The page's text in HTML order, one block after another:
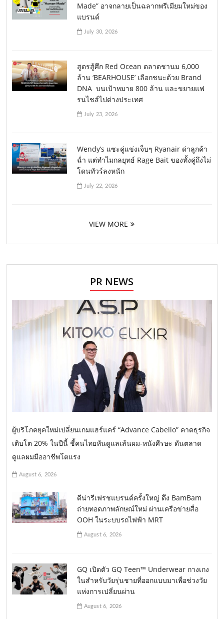
Made” อาจกลายเป็นฉลากพรีเมียมใหม่ของ
แบรนด์
July 30, 2026
สูตรสู้ศึก Red Ocean ตลาดชานม 6,000
ล้าน ‘BEARHOUSE’ เลือกชนะด้วย Brand
DNA บนเป้าหมาย 800 ล้าน และขยายแฟ
รนไชส์ไปต่างประเทศ
July 23, 2026
Wendy’s แซะคู่แข่งเจ็บๆ Ryanair ด่าลูกค้า
ฉ่ำ แต่ทำไมกลยุทธ์ Rage Bait ของทั้งคู่ถึงไม่
โดนทัวร์ลงหนัก
July 22, 2026
VIEW MORE
PR NEWS
ผู้บริโภคยุคใหม่เปลี่ยนเกมแฮร์แคร์ “Advance Cabello” คาดธุรกิจ
เติบโต 20% ในปีนี้ ชี้คนไทยหันดูแลเส้นผม-หนังศีรษะ ดันตลาด
ดูแลผมมืออาชีพโตแรง
August 6, 2026
ดีน่ารีเฟรชแบรนด์ครั้งใหญ่ ดึง BamBam
ถ่ายทอดภาพลักษณ์ใหม่ ผ่านเครือข่ายสื่อ
OOH ในระบบรถไฟฟ้า MRT
August 6, 2026
GQ เปิดตัว GQ Teen™ Underwear กางเกง
ในสำหรับวัยรุ่นชายที่ออกแบบมาเพื่อช่วงวัย
แห่งการเปลี่ยนผ่าน
August 6, 2026